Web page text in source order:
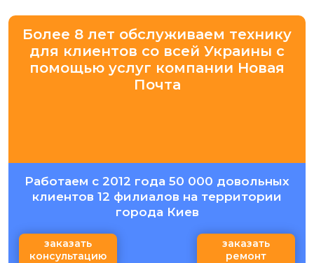
Более 8 лет обслуживаем технику
для клиентов со всей Украины с
помощью услуг компании Новая
Почта
Работаем с 2012 года 50 000 довольных
клиентов 12 филиалов на территории
города Киев
заказать
консультацию
заказать
ремонт